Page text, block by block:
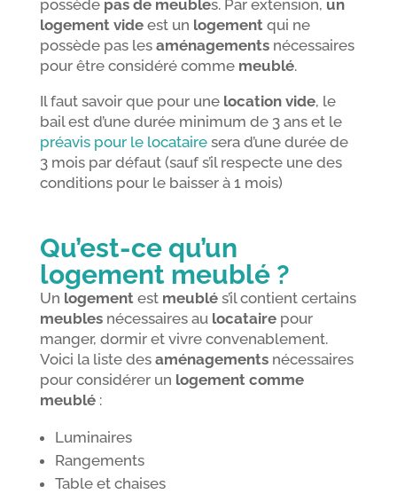
possède pas de meubles. Par extension, un
logement videest un logement qui ne
possède pas les aménagements nécessaires
pour être considéré comme meublé.
Il faut savoir que pour une location vide, le
bail est d’une durée minimum de 3 ans et le
préavis pour le locatairesera d’une durée de
3 mois par défaut (sauf s’il respecte une des
conditions pour le baisser à 1 mois)
Qu’est-ce qu’un
logement meublé ?
Un logement est meublés’il contient certains
meublesnécessaires au locataire pour
manger, dormir et vivre convenablement.
Voici la liste des aménagements nécessaires
pour considérer un logement comme
meublé:
Luminaires
Rangements
Table et chaises